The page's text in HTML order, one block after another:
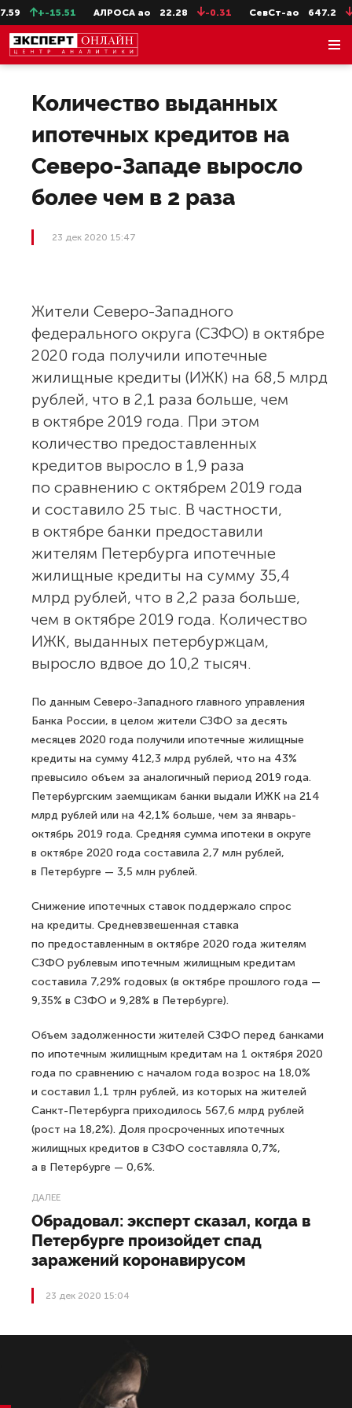
+-15.51 АЛРОСА ао 22.28 -0.31 СевСт-ао 647.2 -
Количество выданных
ипотечных кредитов на
Северо-Западе выросло
более чем в 2 раза
23 дек 2020 15:47
Жители Северо-Западного
федерального округа (СЗФО) в октябре
2020 года получили ипотечные
жилищные кредиты (ИЖК) на 68,5 млрд
рублей, что в 2,1 раза больше, чем
в октябре 2019 года. При этом
количество предоставленных
кредитов выросло в 1,9 раза
по сравнению с октябрем 2019 года
и составило 25 тыс. В частности,
в октябре банки предоставили
жителям Петербурга ипотечные
жилищные кредиты на сумму 35,4
млрд рублей, что в 2,2 раза больше,
чем в октябре 2019 года. Количество
ИЖК, выданных петербуржцам,
выросло вдвое до 10,2 тысяч.
По данным Северо-Западного главного управления
Банка России, в целом жители СЗФО за десять
месяцев 2020 года получили ипотечные жилищные
кредиты на сумму 412,3 млрд рублей, что на 43%
превысило объем за аналогичный период 2019 года.
Петербургским заемщикам банки выдали ИЖК на 214
млрд рублей или на 42,1% больше, чем за январь-
октябрь 2019 года. Средняя сумма ипотеки в округе
в октябре 2020 года составила 2,7 млн рублей,
в Петербурге — 3,5 млн рублей.
Снижение ипотечных ставок поддержало спрос
на кредиты. Средневзвешенная ставка
по предоставленным в октябре 2020 года жителям
СЗФО рублевым ипотечным жилищным кредитам
составила 7,29% годовых (в октябре прошлого года —
9,35% в СЗФО и 9,28% в Петербурге).
Объем задолженности жителей СЗФО перед банками
по ипотечным жилищным кредитам на 1 октября 2020
года по сравнению с началом года возрос на 18,0%
и составил 1,1 трлн рублей, из которых на жителей
Санкт-Петербурга приходилось 567,6 млрд рублей
(рост на 18,2%). Доля просроченных ипотечных
жилищных кредитов в СЗФО составляла 0,7%,
а в Петербурге — 0,6%.
ДАЛЕЕ
Обрадовал: эксперт сказал, когда в
Петербурге произойдет спад
заражений коронавирусом
23 дек 2020 15:04